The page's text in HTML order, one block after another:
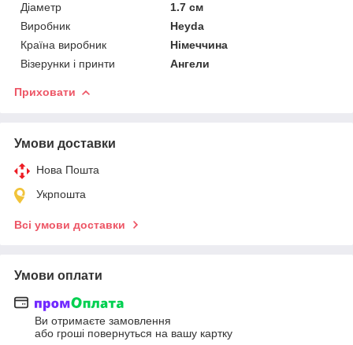
Діаметр
1.7 см
Виробник
Heyda
Країна виробник
Німеччина
Візерунки і принти
Ангели
Приховати
Умови доставки
Нова Пошта
Укрпошта
Всі умови доставки
Умови оплати
Ви отримаєте замовлення
або гроші повернуться на вашу картку